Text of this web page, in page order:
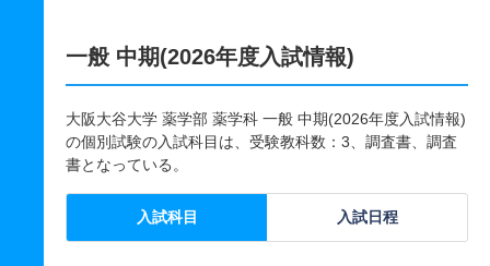
一般 中期(2026年度入試情報)
大阪大谷大学 薬学部 薬学科 一般 中期(2026年度入試情報)
の個別試験の入試科目は、受験教科数：3、調査書、調査
書となっている。
入試科目 入試日程